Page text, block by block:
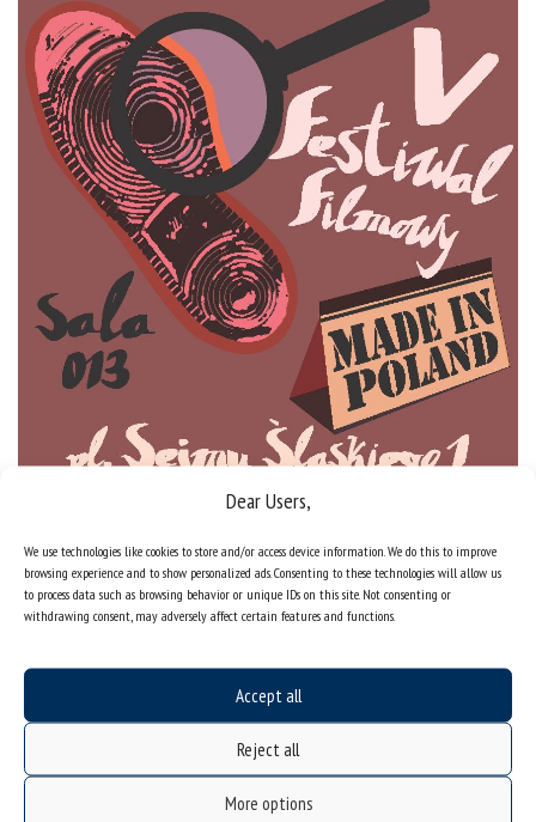
Dear Users,
We use technologies like cookies to store and/or access device information. We do this to improve
browsing experience and to show personalized ads. Consenting to these technologies will allow us
to process data such as browsing behavior or unique IDs on this site. Not consenting or
withdrawing consent, may adversely affect certain features and functions.
Accept all
Reject all
More options